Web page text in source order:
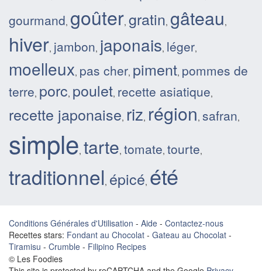
gourmand, goûter, gratin, gâteau,
hiver, jambon, japonais, léger,
moelleux, pas cher, piment, pommes de
terre, porc, poulet, recette asiatique,
recette japonaise, riz, région, safran,
simple, tarte, tomate, tourte,
traditionnel, épicé, été
Conditions Générales d'Utilisation - Aide - Contactez-nous
Recettes stars: Fondant au Chocolat - Gateau au Chocolat -
Tiramisu - Crumble - Filipino Recipes
© Les Foodies